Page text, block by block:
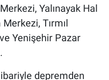
Yalınayak Hal
Tırmıl
Yenişehir Pazar
depremden